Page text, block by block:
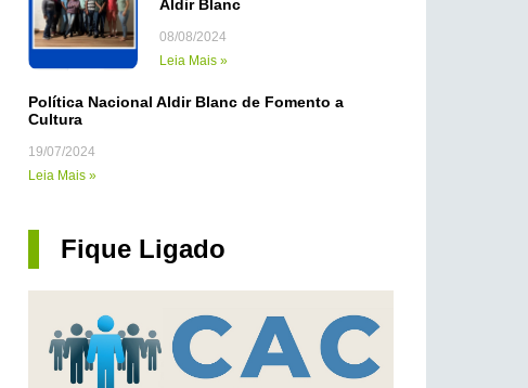
Aldir Blanc
08/08/2024
Leia Mais »
Política Nacional Aldir Blanc de Fomento a
Cultura
19/07/2024
Leia Mais »
Fique Ligado